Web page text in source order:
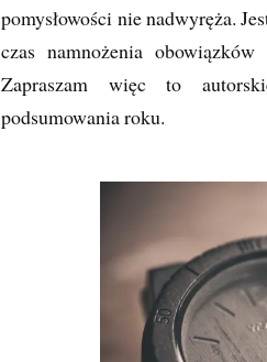
pomysłowości nie nadwyręża.
czas namnożenia
Zapraszam więc to
podsumowania roku.